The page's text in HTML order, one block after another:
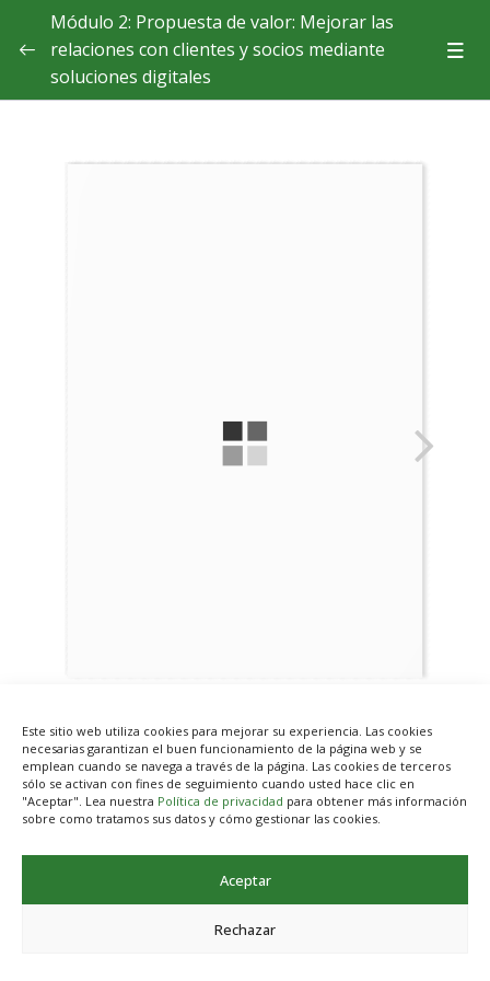
Este sitio web utiliza cookies para mejorar su experiencia. Las cookies
necesarias garantizan el buen funcionamiento de la página web y se
emplean cuando se navega a través de la página. Las cookies de terceros
sólo se activan con fines de seguimiento cuando usted hace clic en
"Aceptar". Lea nuestra Política de privacidad para obtener más información
sobre como tratamos sus datos y cómo gestionar las cookies.
Aceptar
Rechazar
Teoría
Unidad 2.2. Diseño y desarrollo de productos en
Módulo 2: Propuesta de valor: Mejorar las
relaciones con clientes y socios mediante
soluciones digitales
Anterior Siguiente